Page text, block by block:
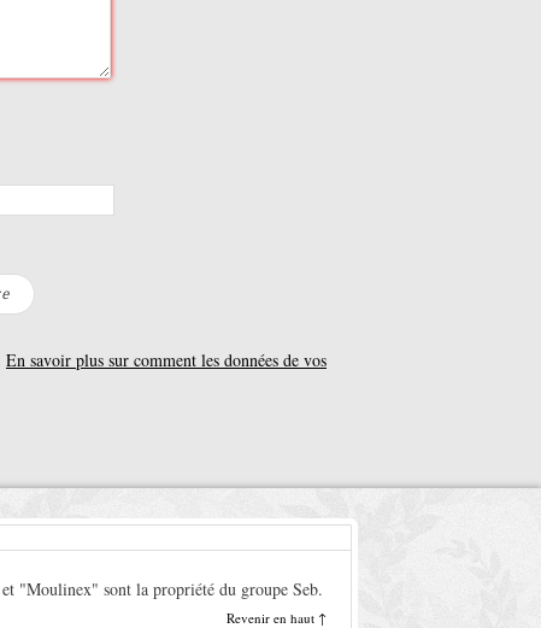
En savoir plus sur comment les données de vos
"Moulinex" sont la propriété du groupe Seb.
Revenir en haut ↑